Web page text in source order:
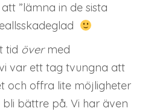
”lämna in de sista
tid övermed
var ett tag tvungna att
och offra lite möjligheter
bättre på. Vi har även